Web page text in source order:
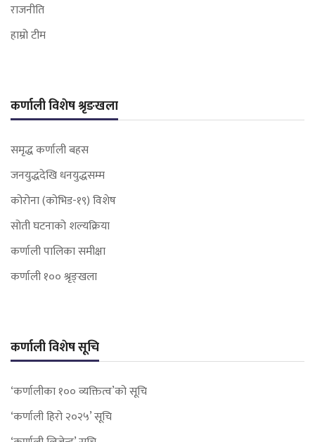
राजनीति
हाम्रो टीम
कर्णाली विशेष श्रृङखला
समृद्ध कर्णाली बहस
जनयुद्धदेखि धनयुद्धसम्म
कोरोना (कोभिड-१९) विशेष
सोती घटनाको शल्यक्रिया
कर्णाली पालिका समीक्षा
कर्णाली १०० श्रृङ्खला
कर्णाली विशेष सूचि
‘कर्णालीका १०० व्यक्तित्व’को सूचि
‘कर्णाली हिरो २०२५’ सूचि